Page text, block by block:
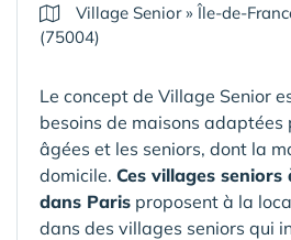
Village Senior»Île-de-
(75004)
Le concept de Village Senior
besoins de maisons adaptées
âgées et les seniors, dont la
domicile. Ces villages
dans Paris proposent à la
dans des villages seniors qui